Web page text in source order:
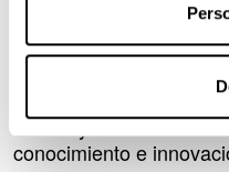
Transferencia e
Javier Olaizola,
Mondragon
“reforzamos nuestra
talento y colaboración
conocimiento e